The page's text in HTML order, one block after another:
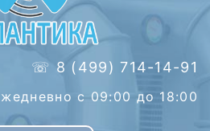
☏ 8 (499) 714-14-91
с 09:00 до 18:00